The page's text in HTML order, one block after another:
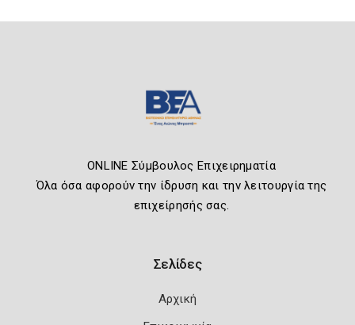
ONLINE Σύμβουλος Επιχειρηματία
Όλα όσα αφορούν την ίδρυση και την λειτουργία της
επιχείρησής σας.
Σελίδες
Αρχική